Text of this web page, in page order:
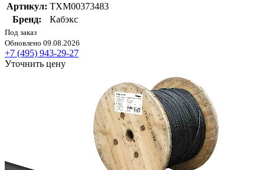
Артикул: ТХМ00373483
Бренд:
Кабэкс
Под заказ
Обновлено 09.08.2026
+7 (495) 943-29-27
Уточнить цену